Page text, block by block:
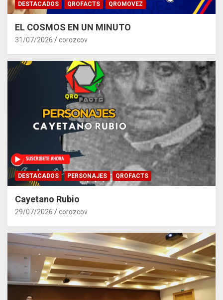
DESTACADOS QROFACTS QROMOVEZ
EL COSMOS EN UN MINUTO
31/07/2026 corozcov
DESTACADOS PERSONAJES QROFACTS
Cayetano Rubio
29/07/2026 corozcov